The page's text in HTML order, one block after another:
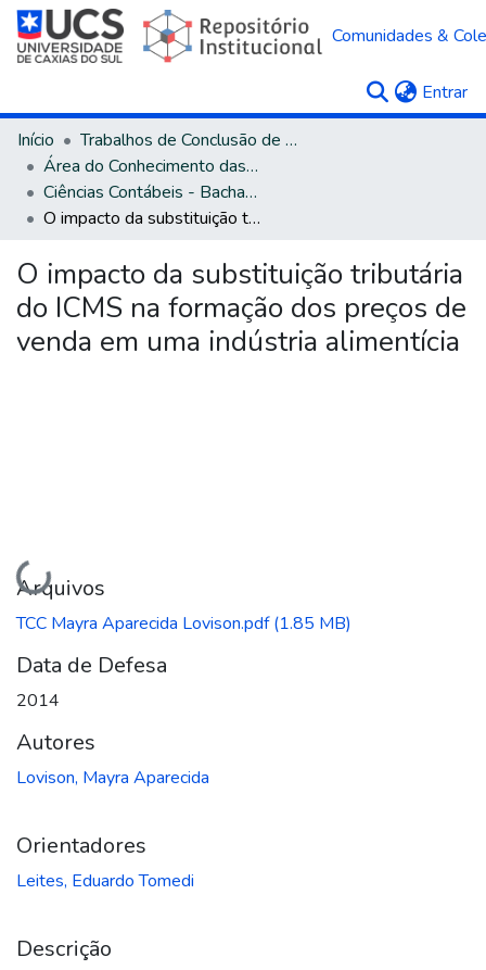
Comunidades &
Entrar
Início
Trabalhos de Conclusão de Curso
Área do Conhecimento das Ciências Sociais Aplicadas
Ciências Contábeis - Bacharelado
O impacto da substituição tributária do ICMS na formação dos preços de venda em uma indústria alimentícia
O impacto da substituição tributária
do ICMS na formação dos preços de
venda em uma indústria alimentícia
Carregando...
Arquivos
TCC Mayra Aparecida Lovison.pdf(1.85 MB)
Data de Defesa
2014
Autores
Lovison, Mayra Aparecida
Orientadores
Leites, Eduardo Tomedi
Descrição